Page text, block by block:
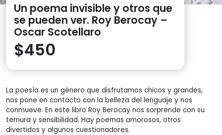
Un poema invisible y otros que
se pueden ver. Roy Berocay –
Oscar Scotellaro
$450
La poesía es un género que disfrutamos chicos y grandes,
nos pone en contacto con la belleza del lenguaje y nos
conmueve. En este libro Roy Berocay nos sorprende con su
ternura y sensibilidad. Hay poemas amorosos, otros
divertidos y algunos cuestionadores.